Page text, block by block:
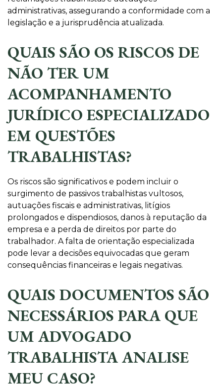
administrativas, assegurando a conformidade com a
legislação e a jurisprudência atualizada.
QUAIS SÃO OS RISCOS DE
NÃO TER UM
ACOMPANHAMENTO
JURÍDICO ESPECIALIZADO
EM QUESTÕES
TRABALHISTAS?
Os riscos são significativos e podem incluir o
surgimento de passivos trabalhistas vultosos,
autuações fiscais e administrativas, litígios
prolongados e dispendiosos, danos à reputação da
empresa e a perda de direitos por parte do
trabalhador. A falta de orientação especializada
pode levar a decisões equivocadas que geram
consequências financeiras e legais negativas.
QUAIS DOCUMENTOS SÃO
NECESSÁRIOS PARA QUE
UM ADVOGADO
TRABALHISTA ANALISE
MEU CASO?